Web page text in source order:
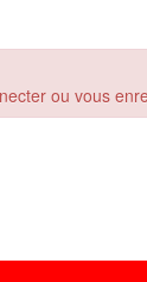
ou vous